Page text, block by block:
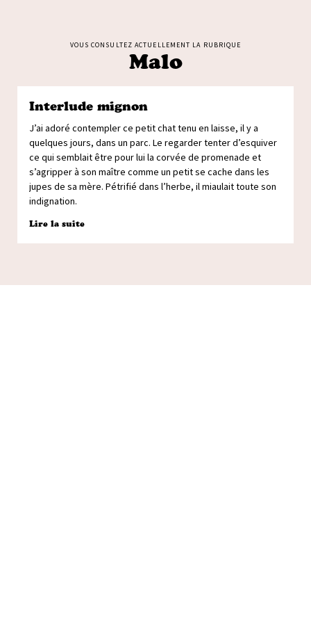
VOUS CONSULTEZ ACTUELLEMENT LA RUBRIQUE
Malo
Interlude mignon
J’ai adoré contempler ce petit chat tenu en laisse, il y a
quelques jours, dans un parc. Le regarder tenter d’esquiver
ce qui semblait être pour lui la corvée de promenade et
s’agripper à son maître comme un petit se cache dans les
jupes de sa mère. Pétrifié dans l’herbe, il miaulait toute son
indignation.
Lire la suite